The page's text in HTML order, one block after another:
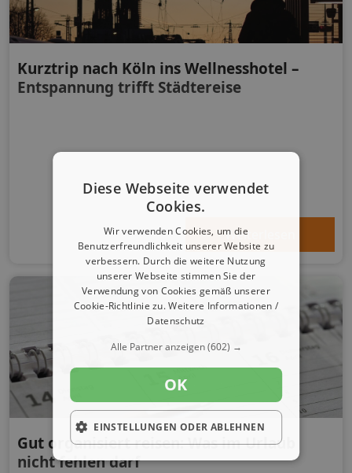
Kurztrip nach Köln ins Wellnesshotel –
Entspannung trifft Städtereise
Weiterlesen
Gut organisiert reisen: Was im Urlaub
nicht fehlen darf
Diese Webseite verwendet
Cookies.
Wir verwenden Cookies, um die
Benutzerfreundlichkeit unserer Website zu
verbessern. Durch die weitere Nutzung
unserer Webseite stimmen Sie der
Verwendung von Cookies gemäß unserer
Cookie-Richtlinie zu.Weitere Informationen /
Datenschutz
Alle Partner anzeigen(602) →
OK
EINSTELLUNGEN ODER ABLEHNEN